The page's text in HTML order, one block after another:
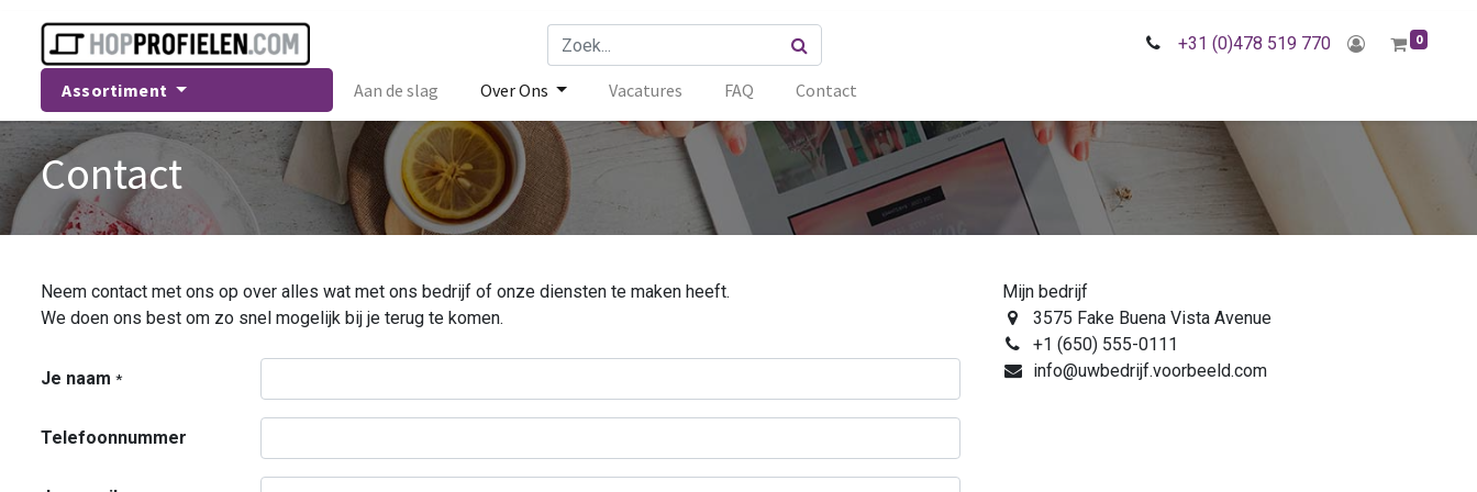
+31 (0)478 519 770 0
Assortiment Aan de slag Over Ons Vacatures FAQ Contact
Contact
Neem contact met ons op over alles wat met ons bedrijf of onze diensten te maken heeft.
We doen ons best om zo snel mogelijk bij je terug te komen.
Je naam *
Telefoonnummer
Mijn bedrijf
3575 Fake Buena Vista Avenue
+1 (650) 555-0111
info@uwbedrijf.voorbeeld.com